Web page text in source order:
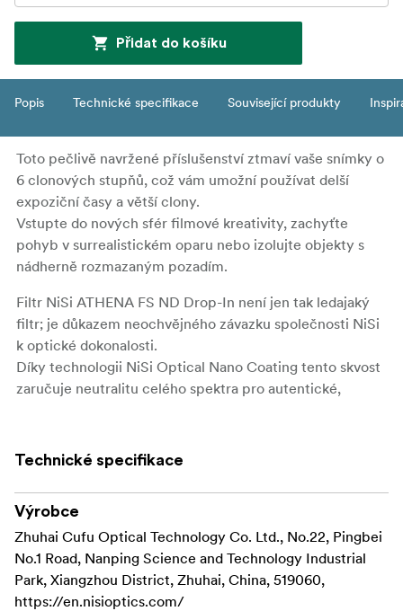
Přidat do košíku
Popis Technické specifikace Související produkty
Toto pečlivě navržené příslušenství ztmaví vaše snímky o
6 clonových stupňů, což vám umožní používat delší
expoziční časy a větší clony.
Vstupte do nových sfér filmové kreativity, zachyťte
pohyb v surrealistickém oparu nebo izolujte objekty s
nádherně rozmazaným pozadím.
Filtr NiSi ATHENA FS ND Drop-In není jen tak ledajaký
filtr; je důkazem neochvějného závazku společnosti NiSi
k optické dokonalosti.
Díky technologii NiSi Optical Nano Coating tento skvost
zaručuje neutralitu celého spektra pro autentické,
čistotu, bez běžných zkreslení nebo posunů barev.
Vyrobený z vysoce kvalitního optického skla zasazeného
do robustního, ale lehkého hliníkového rámu, je navržen
tak, aby odolal náročným podmínkám v terénu a zároveň
poskytoval bezchybnou filmovou kvalitu.
Chápeme touhu kameramanů po pohodlí a mobilitě.
Technické specifikace
Výrobce
Zhuhai Cufu Optical Technology Co. Ltd., No.22, Pingbei
No.1 Road, Nanping Science and Technology Industrial
Park, Xiangzhou District, Zhuhai, China, 519060,
https://en.nisioptics.com/